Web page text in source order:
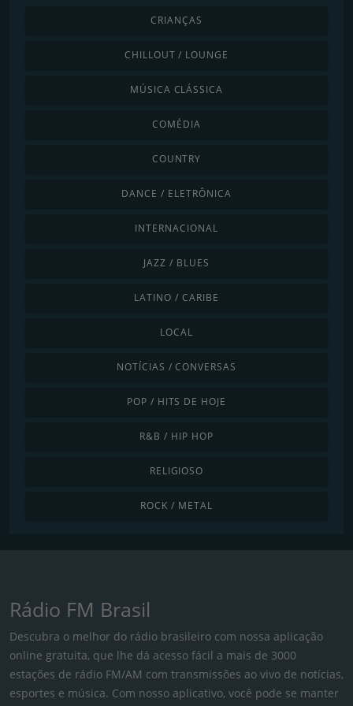
CRIANÇAS
CHILLOUT / LOUNGE
MÚSICA CLÁSSICA
COMÉDIA
COUNTRY
DANCE / ELETRÔNICA
INTERNACIONAL
JAZZ / BLUES
LATINO / CARIBE
LOCAL
NOTÍCIAS / CONVERSAS
POP / HITS DE HOJE
R&B / HIP HOP
RELIGIOSO
ROCK / METAL
Rádio FM Brasil
Descubra o melhor do rádio brasileiro com nossa aplicação
online gratuita, que lhe dá acesso fácil a mais de 3000
estações de rádio FM/AM com transmissões ao vivo de notícias,
esportes e música. Com nosso aplicativo, você pode se manter